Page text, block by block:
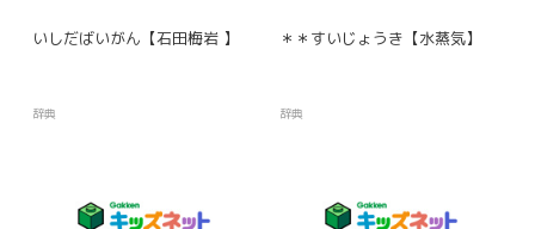
いしだばいがん【石田梅岩 】
辞典
＊＊すいじょうき【水蒸気】
辞典